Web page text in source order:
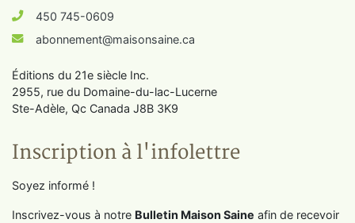
450 745-0609
abonnement@maisonsaine.ca
Éditions du 21e siècle Inc.
2955, rue du Domaine-du-lac-Lucerne
Ste-Adèle, Qc Canada J8B 3K9
Inscription à l'infolettre
Soyez informé !
Inscrivez-vous à notre Bulletin Maison Saine afin de recevoir